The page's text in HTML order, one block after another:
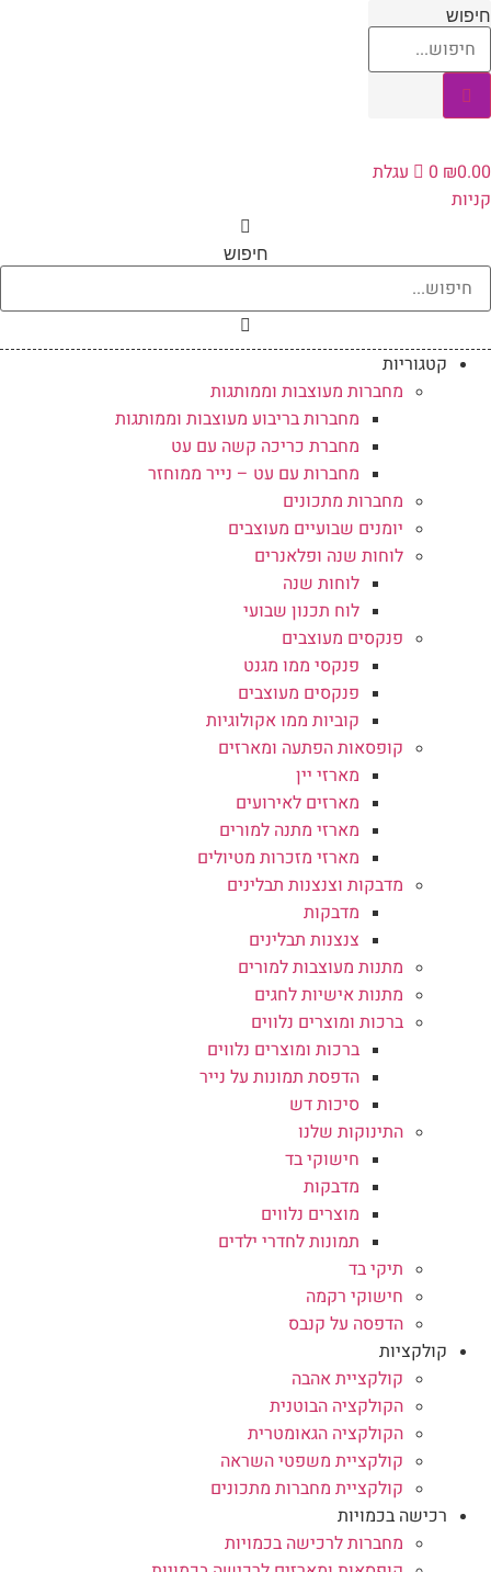
₪
0
עגלת
חיפוש
קטגוריות
מחברות מעוצבות וממותגות
מחברות בריבוע מעוצבות וממותגות
מחברת כריכה קשה עם עט
מחברות עם עט – נייר ממוחזר
מחברות מתכונים
יומנים שבועיים מעוצבים
לוחות שנה ופלאנרים
לוחות שנה
לוח תכנון שבועי
פנקסים מעוצבים
פנקסי ממו מגנט
פנקסים מעוצבים
קוביות ממו אקולוגיות
קופסאות הפתעה ומארזים
מארזי יין
מארזים לאירועים
מארזי מתנה למורים
מארזי מזכרות מטיולים
מדבקות וצנצנות תבלינים
מדבקות
צנצנות תבלינים
מתנות מעוצבות למורים
מתנות אישיות לחגים
ברכות ומוצרים נלווים
ברכות ומוצרים נלווים
הדפסת תמונות על נייר
סיכות דש
התינוקות שלנו
חישוקי בד
מדבקות
מוצרים נלווים
תמונות לחדרי ילדים
תיקי בד
חישוקי רקמה
הדפסה על קנבס
קולקציות
קולקציית אהבה
הקולקציה הבוטנית
הקולקציה הגאומטרית
קולקציית משפטי השראה
קולקציית מחברות מתכונים
רכישה בכמויות
מחברות לרכישה בכמויות